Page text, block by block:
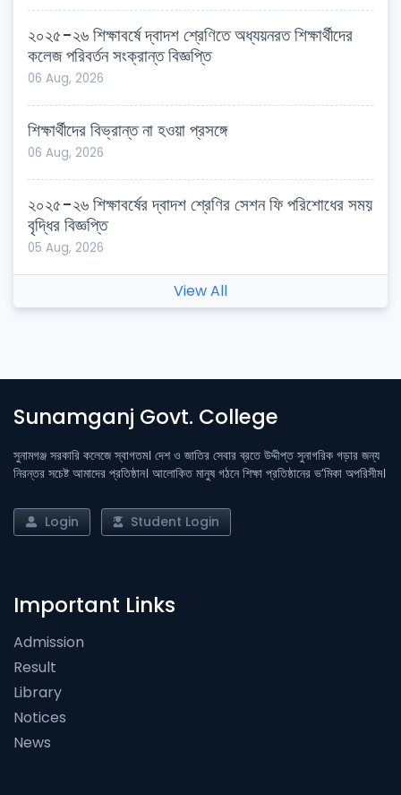
২০২৫-২৬ শিক্ষাবর্ষে দ্বাদশ শ্রেণিতে অধ্যয়নরত শিক্ষার্থীদের
কলেজ পরিবর্তন সংক্রান্ত বিজ্ঞপ্তি
06 Aug, 2026
শিক্ষার্থীদের বিভ্রান্ত না হওয়া প্রসঙ্গে
06 Aug, 2026
২০২৫-২৬ শিক্ষাবর্ষের দ্বাদশ শ্রেণির সেশন ফি পরিশোধের সময়
বৃদ্ধির বিজ্ঞপ্তি
05 Aug, 2026
View All
Sunamganj Govt. College
সুনামগঞ্জ সরকারি কলেজে স্বাগতম। দেশ ও জাতির সেবার ব্রতে উদ্দীপ্ত সুনাগরিক গড়ার জন্য
নিরন্তর সচেষ্ট আমাদের প্রতিষ্ঠান। আলোকিত মানুষ গঠনে শিক্ষা প্রতিষ্ঠানের ভ’মিকা অপরিসীম।
Login Student Login
Important Links
Admission
Result
Library
Notices
News